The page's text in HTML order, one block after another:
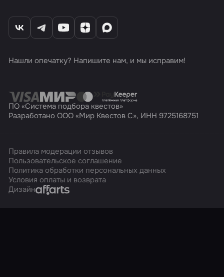
Нашли опечатку? Напишите нам, и мы исправим!
ПО «Система подбора квестов»
Разработано ООО «Мир Квестов С», ИНН 9725168751
Правила модерации отзывов
Пользовательское соглашение
Политика обработки персональных данных
Условия оплаты и возврата
ДизайнAffarts